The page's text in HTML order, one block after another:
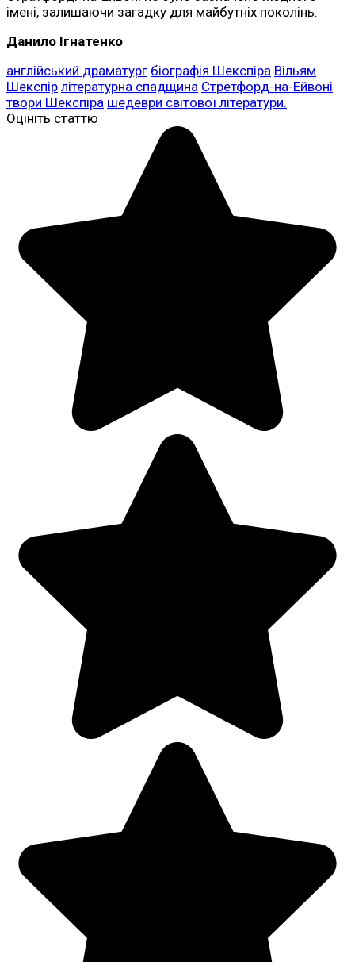
імені, залишаючи загадку для майбутніх поколінь.
Данило Ігнатенко
англійський драматург біографія Шекспіра Вільям
Шекспір літературна спадщина Стретфорд-на-Ейвоні
твори Шекспіра шедеври світової літератури.
Оцініть статтю